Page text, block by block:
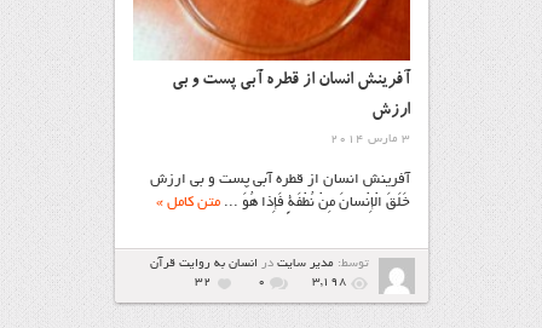
آفرینش انسان از قطره آبي پست و بي
ارزش
3 مارس 2014
آفرینش انسان از قطره آبي پست و بي ارزش
خَلَقَ الْإِنْسانَ مِنْ نُطْفَةٍ فَإِذا هُوَ ...متن کامل »
توسط: مدیر سایتدر انسان به روایت قرآن
3,198
۰ 32